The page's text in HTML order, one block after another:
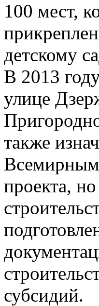
100 мест,
детскому
В 2013
улице
также
Всемирным
проекта,
субсидий.